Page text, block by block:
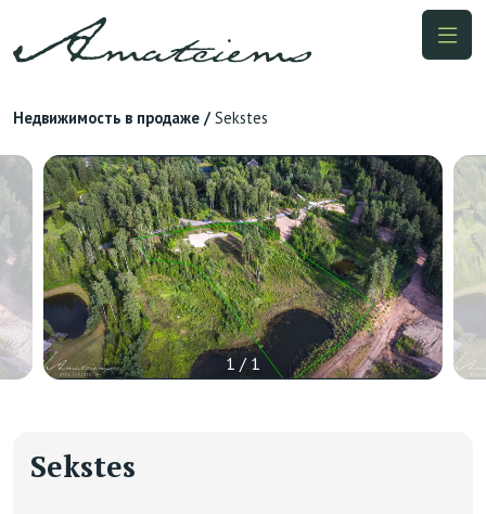
Недвижимость в продаже / Sekstes
1 / 1
Sekstes